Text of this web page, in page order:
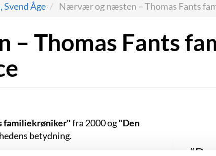
Svend Åge Nærvær og næsten – Thomas Fants
Thomas Fants
“Du
familiekrøniker"fra 2000 og"Den
betydning.